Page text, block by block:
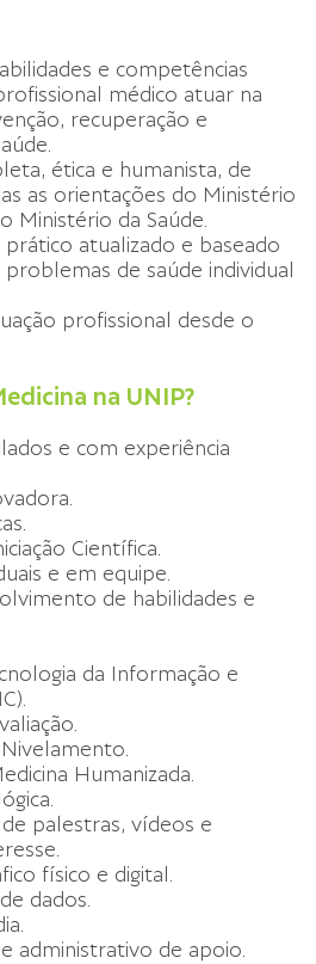
e competências
médico atuar na
recuperação e
ética e humanista, de
as orientações do Ministério
Ministério da Saúde.
prático atualizado e baseado
de saúde individual
profissional desde o
na UNIP?
e com experiência
Científica.
e em equipe.
de habilidades e
da Informação e
Humanizada.
de palestras, vídeos e
físico e digital.
dados.
administrativo de apoio.